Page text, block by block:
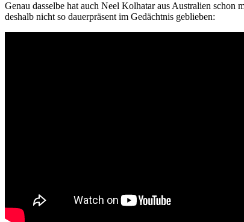
Genau dasselbe hat auch Neel Kolhatar aus Australien
deshalb nicht so dauerpräsent im Gedächtnis geblieben: